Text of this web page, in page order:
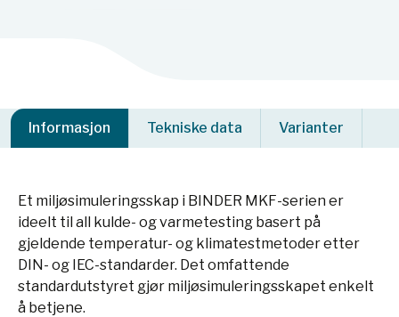
Informasjon Tekniske data Varianter
Et miljøsimuleringsskap i BINDER MKF-serien er
ideelt til all kulde- og varmetesting basert på
gjeldende temperatur- og klimatestmetoder etter
DIN- og IEC-standarder. Det omfattende
standardutstyret gjør miljøsimuleringsskapet enkelt
å betjene.